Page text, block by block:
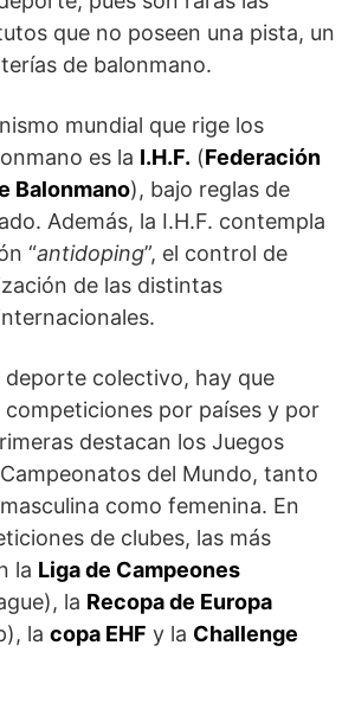
que no poseen una pista, un
de balonmano.
mundial que rige los
es la I.H.F. (Federación
Balonmano), bajo reglas de
Además, la I.H.F. contempla
“antidoping”, el control de
de las distintas
deporte colectivo, hay que
por países y por
destacan los Juegos
del Mundo, tanto
como femenina. En
de clubes, las más
la Liga de Campeones
la Recopa de Europa
la copa EHF y la Challenge